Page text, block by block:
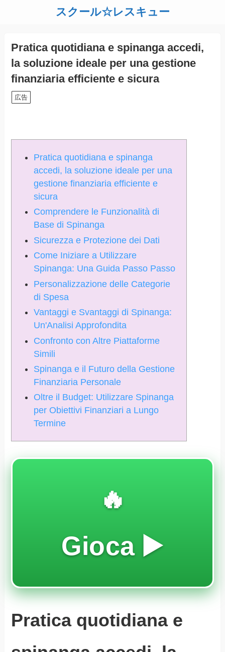
スクール☆レスキュー
Pratica quotidiana e spinanga accedi,
la soluzione ideale per una gestione
finanziaria efficiente e sicura
広告
Pratica quotidiana e spinanga
accedi, la soluzione ideale per una
gestione finanziaria efficiente e
sicura
Comprendere le Funzionalità di
Base di Spinanga
Sicurezza e Protezione dei Dati
Come Iniziare a Utilizzare
Spinanga: Una Guida Passo Passo
Personalizzazione delle Categorie
di Spesa
Vantaggi e Svantaggi di Spinanga:
Un'Analisi Approfondita
Confronto con Altre Piattaforme
Simili
Spinanga e il Futuro della Gestione
Finanziaria Personale
Oltre il Budget: Utilizzare Spinanga
per Obiettivi Finanziari a Lungo
Termine
🔥
Gioca ▶️
Pratica quotidiana e